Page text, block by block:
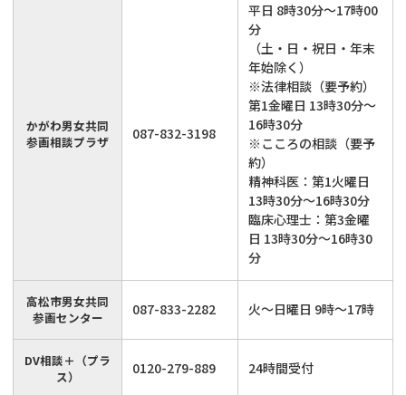
かがわ男女共同
参画相談プラザ
087-832-3198
平日 8時30分～17時00
分
（土・日・祝日・年末
年始除く）
※法律相談（要予約）
第1金曜日 13時30分～
16時30分
※こころの相談（要予
約）
精神科医：第1火曜日
13時30分～16時30分
臨床心理士：第3金曜
日 13時30分～16時30
分
高松市男女共同
参画センター
087-833-2282 火～日曜日 9時～17時
DV相談＋（プラ
ス）
0120-279-889 24時間受付